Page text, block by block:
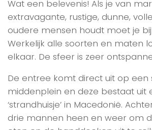
Wat een belevenis! Als je van
extravagante, rustige, dunne,
oudere mensen houdt moet je bij
Werkelijk alle soorten en maten
elkaar. De sfeer is zeer
De entree komt direct uit op een
middenplein en deze bestaat uit
‘strandhuisje’ in Macedonië.
drie mannen heen en weer om